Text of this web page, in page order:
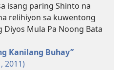
isang paring Shinto na
relihiyon sa kuwentong
Diyos Mula Pa Noong Bata
Kanilang Buhay”
2011)